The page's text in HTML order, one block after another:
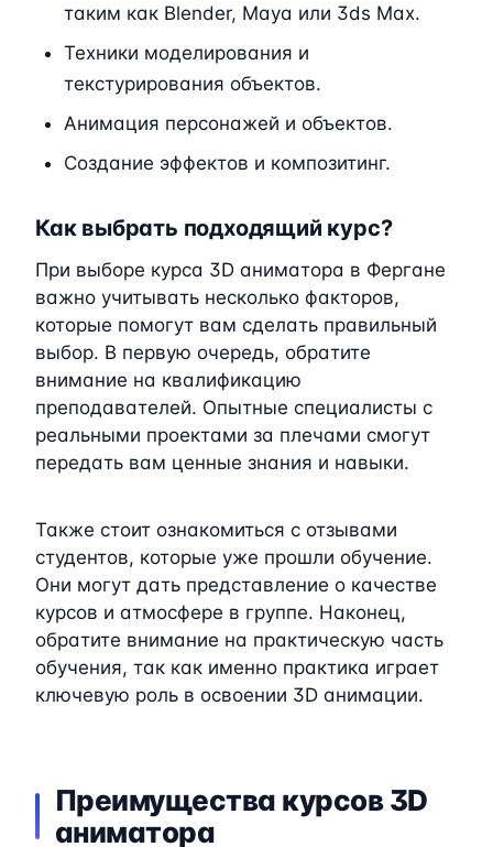
таким как Blender, Maya или 3ds Max.
Техники моделирования и
текстурирования объектов.
Анимация персонажей и объектов.
Создание эффектов и композитинг.
Как выбрать подходящий курс?
При выборе курса 3D аниматора в Фергане
важно учитывать несколько факторов,
которые помогут вам сделать правильный
выбор. В первую очередь, обратите
внимание на квалификацию
преподавателей. Опытные специалисты с
реальными проектами за плечами смогут
передать вам ценные знания и навыки.
Также стоит ознакомиться с отзывами
студентов, которые уже прошли обучение.
Они могут дать представление о качестве
курсов и атмосфере в группе. Наконец,
обратите внимание на практическую часть
обучения, так как именно практика играет
ключевую роль в освоении 3D анимации.
Преимущества курсов 3D
аниматора